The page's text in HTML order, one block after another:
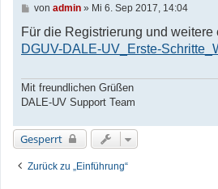
B
i
r
von admin» Mi 6. Sep 2017, 14:04
Für die Registrierung und
DGUV-DALE-UV_Erste-
Mit freundlichen Grüßen
DALE-UV Support Team
Gesperrt
Zurück zu „Einführung“